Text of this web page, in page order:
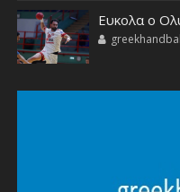
Ευκολα ο